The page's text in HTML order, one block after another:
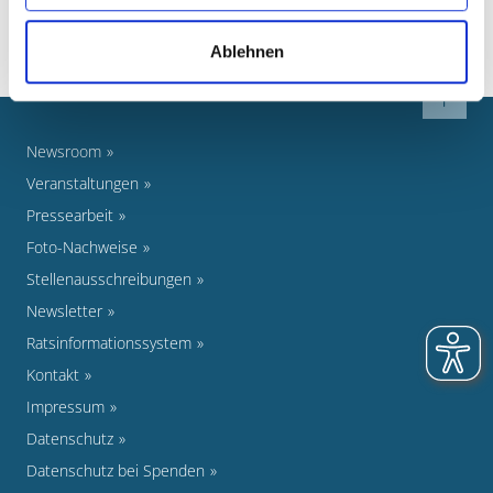
Ablehnen
Newsroom
Veranstaltungen
Pressearbeit
Foto-Nachweise
Stellenausschreibungen
Newsletter
Ratsinformationssystem
Kontakt
Impressum
Datenschutz
Datenschutz bei Spenden